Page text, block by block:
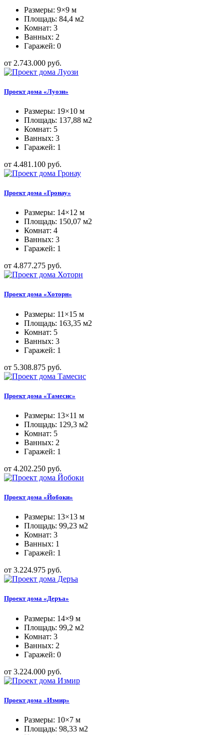
Размеры: 9×9 м
Площадь: 84,4 м2
Комнат: 3
Ванных: 2
Гаражей: 0
от 2.743.000 руб.
Проект дома «Луози»
Размеры: 19×10 м
Площадь: 137,88 м2
Комнат: 5
Ванных: 3
Гаражей: 1
от 4.481.100 руб.
Проект дома «Гронау»
Размеры: 14×12 м
Площадь: 150,07 м2
Комнат: 4
Ванных: 3
Гаражей: 1
от 4.877.275 руб.
Проект дома «Хоторн»
Размеры: 11×15 м
Площадь: 163,35 м2
Комнат: 5
Ванных: 3
Гаражей: 1
от 5.308.875 руб.
Проект дома «Тамесис»
Размеры: 13×11 м
Площадь: 129,3 м2
Комнат: 5
Ванных: 2
Гаражей: 1
от 4.202.250 руб.
Проект дома «Йобоки»
Размеры: 13×13 м
Площадь: 99,23 м2
Комнат: 3
Ванных: 1
Гаражей: 1
от 3.224.975 руб.
Проект дома «Деръа»
Размеры: 14×9 м
Площадь: 99,2 м2
Комнат: 3
Ванных: 2
Гаражей: 0
от 3.224.000 руб.
Проект дома «Измир»
Размеры: 10×7 м
Площадь: 98,33 м2